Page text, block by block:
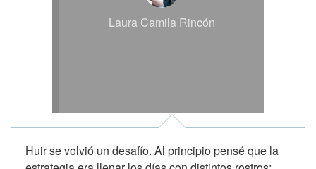
Laura Camila Rincón
Huir se volvió un desafío. Al principio pensé que la